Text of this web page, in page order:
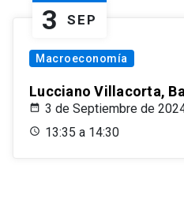
3 SEP
Macroeconomía
Lucciano Villacorta,
3 de Septiembre de
13:35 a 14:30